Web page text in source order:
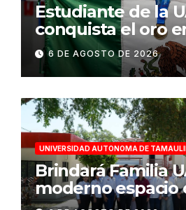
Estudiante de la
conquista el oro
en Santo
6 DE AGOSTO DE 2026
UNIVERSIDAD AUTONOMA DE
Brindará Familia
moderno espacio
sentido humano